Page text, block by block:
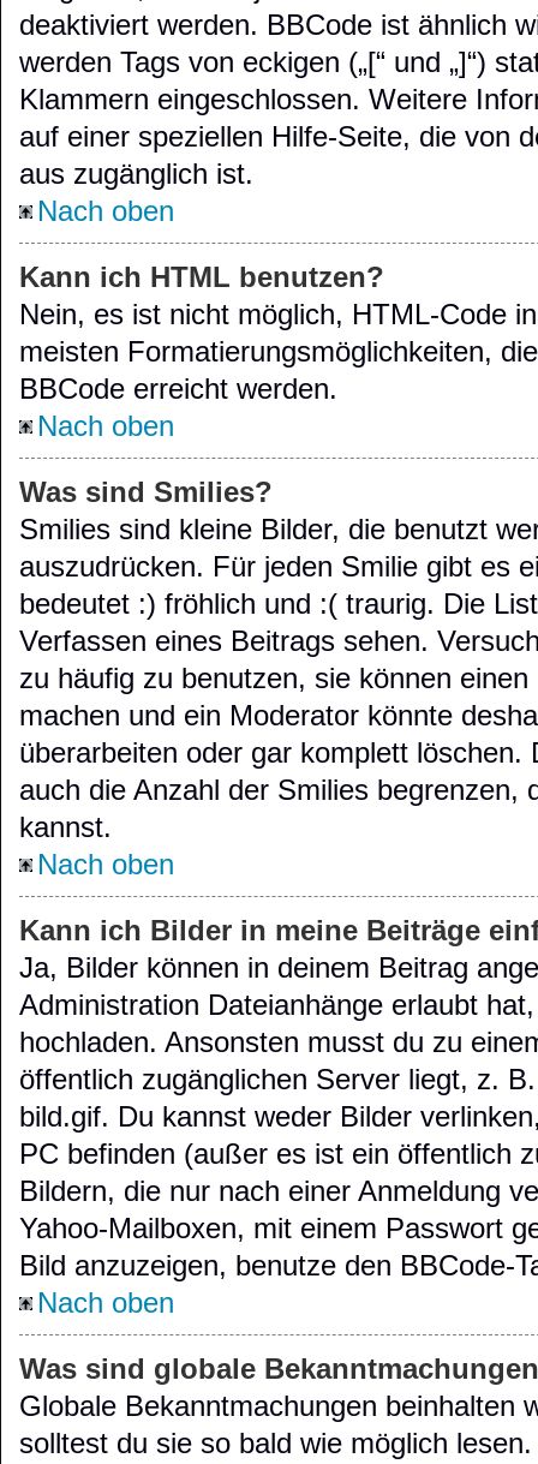
deaktiviert werden. BBCode ist ähnlich
werden Tags von eckigen („[“ und „]“)
Klammern eingeschlossen. Weitere
auf einer speziellen Hilfe-Seite, die von
aus zugänglich ist.
Nach oben
Kann ich HTML benutzen?
Nein, es ist nicht möglich, HTML-Code
meisten Formatierungsmöglichkeiten,
BBCode erreicht werden.
Nach oben
Was sind Smilies?
Smilies sind kleine Bilder, die benutzt
auszudrücken. Für jeden Smilie gibt es
bedeutet :) fröhlich und :( traurig. Die
Verfassen eines Beitrags sehen.
zu häufig zu benutzen, sie können
machen und ein Moderator könnte
überarbeiten oder gar komplett löschen.
auch die Anzahl der Smilies begrenzen,
kannst.
Nach oben
Kann ich Bilder in meine Beiträge
Ja, Bilder können in deinem Beitrag
Administration Dateianhänge erlaubt
hochladen. Ansonsten musst du zu
öffentlich zugänglichen Server liegt, z.
bild.gif. Du kannst weder Bilder
PC befinden (außer es ist ein öffentlich
Bildern, die nur nach einer Anmeldung
Yahoo-Mailboxen, mit einem Passwort
Bild anzuzeigen, benutze den BBCode-
Nach oben
Was sind globale
Globale Bekanntmachungen beinhalten
solltest du sie so bald wie möglich